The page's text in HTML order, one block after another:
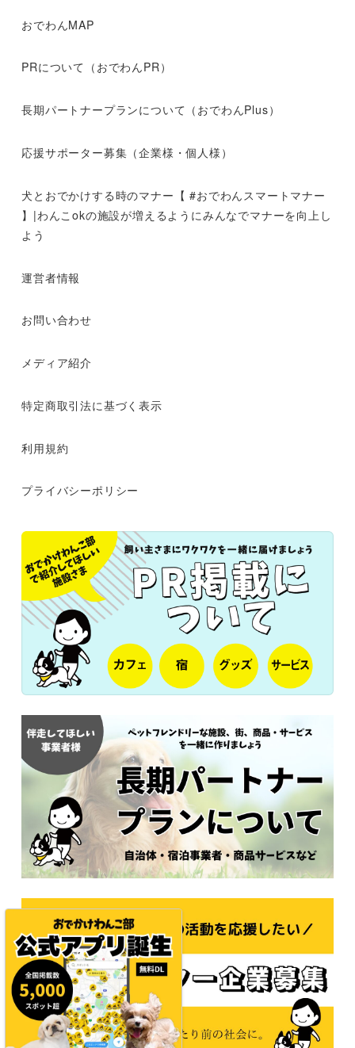
おでわんMAP
PRについて（おでわんPR）
長期パートナープランについて（おでわんPlus）
応援サポーター募集（企業様・個人様）
犬とおでかけする時のマナー【 #おでわんスマートマナー
】|わんこokの施設が増えるようにみんなでマナーを向上し
よう
運営者情報
お問い合わせ
メディア紹介
特定商取引法に基づく表示
利用規約
プライバシーポリシー